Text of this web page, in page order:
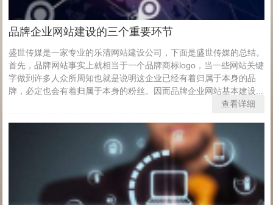
品牌企业网站建设的三个重要环节
盛世传媒是一家专业的乐清网站建设公司，下面是盛世传媒的总结。
首先，品牌网站事实上就相当于一个品牌商标logo，当一些网站关键
字做到许多人众所周知也就是说明这企业已经有着归属于本身的品
牌，必定也会有着归属于本身的粉丝。因而品牌企业网站基本建设...
查看详细